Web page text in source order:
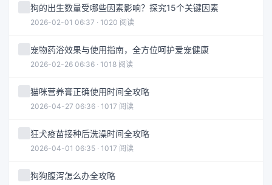
狗的出生数量受哪些因素影响？探究15个关键因素
2026-02-01 06:37 · 1020 阅读
宠物药浴效果与使用指南，全方位呵护爱宠健康
2026-02-26 06:36 · 1018 阅读
猫咪营养膏正确使用时间全攻略
2026-04-27 06:36 · 1017 阅读
狂犬疫苗接种后洗澡时间全攻略
2026-04-01 06:35 · 1017 阅读
狗狗腹泻怎么办全攻略